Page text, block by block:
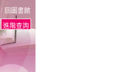
回圖書館